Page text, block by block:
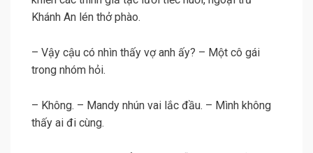
Khánh An lén thở phào.
– Vậy cậu có nhìn thấy vợ anh ấy? – Một cô gái
trong nhóm hỏi.
– Không. – Mandy nhún vai lắc đầu. – Mình không
thấy ai đi cùng.